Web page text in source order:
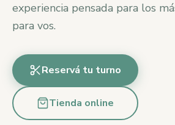
experiencia pensada para los
para vos.
Reservá tu turno
Tienda online